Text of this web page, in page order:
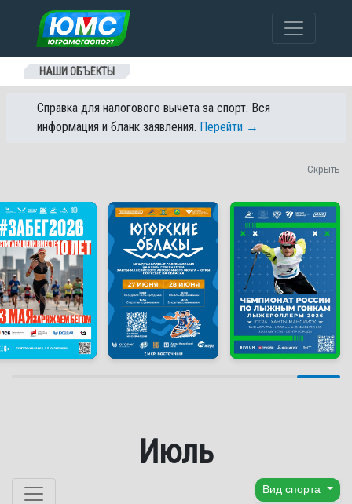
Перейти к содержанию
НАШИ ОБЪЕКТЫ
Справка для налогового вычета за спорт. Вся
информация и бланк заявления. Перейти →
Скрыть
Июль
Перейти к содержанию Вид спорта